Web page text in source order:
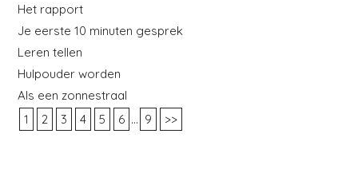
Het rapport
Je eerste 10 minuten gesprek
Leren tellen
Hulpouder worden
Als een zonnestraal
1
2 3 4 5 6 ... 9 >>